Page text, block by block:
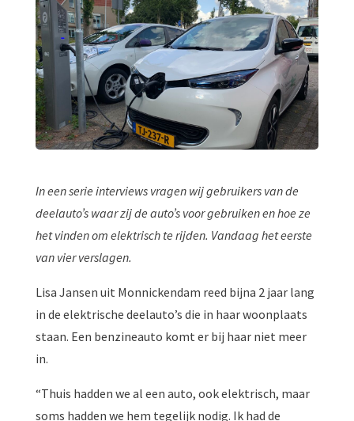
In een serie interviews vragen wij gebruikers van de
deelauto’s waar zij de auto’s voor gebruiken en hoe ze
het vinden om elektrisch te rijden. Vandaag het eerste
van vier verslagen.
Lisa Jansen uit Monnickendam reed bijna 2 jaar lang
in de elektrische deelauto’s die in haar woonplaats
staan. Een benzineauto komt er bij haar niet meer
in.
“Thuis hadden we al een auto, ook elektrisch, maar
soms hadden we hem tegelijk nodig. Ik had de